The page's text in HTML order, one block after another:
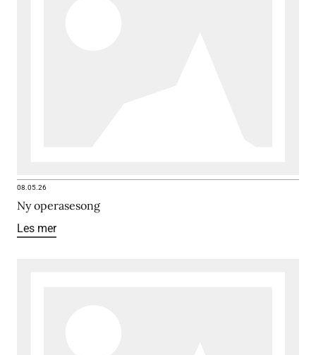
08.05.26
Ny operasesong
Les mer